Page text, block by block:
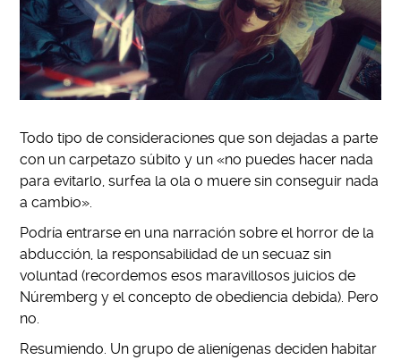
Todo tipo de consideraciones que son dejadas a parte
con un carpetazo súbito y un «no puedes hacer nada
para evitarlo, surfea la ola o muere sin conseguir nada
a cambio».
Podría entrarse en una narración sobre el horror de la
abducción, la responsabilidad de un secuaz sin
voluntad (recordemos esos maravillosos juicios de
Núremberg y el concepto de obediencia debida). Pero
no.
Resumiendo. Un grupo de alienígenas deciden habitar